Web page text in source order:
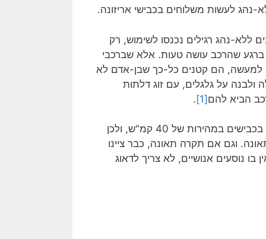
ללא-נהג רגילים נכנסו לשימוש, רק
ברגע שהרכב עושה טעות. אלא שברכבי
למעשה, הם קטנים כל-כך שבן-אדם לא
ולבנה על גלגלים, עם זוג דלתות
הביא להם[1]
.
הרכב החדש קטן יותר מאוטו רגיל, וקל הרבה יותר. הוא מתגלגל בכבישים במהירות של 40 קמ"ש, ולכן
וגם אם תקרה תאונה, כבר ציינו
בו נוסעים אנושיים, לא צריך לדאוג